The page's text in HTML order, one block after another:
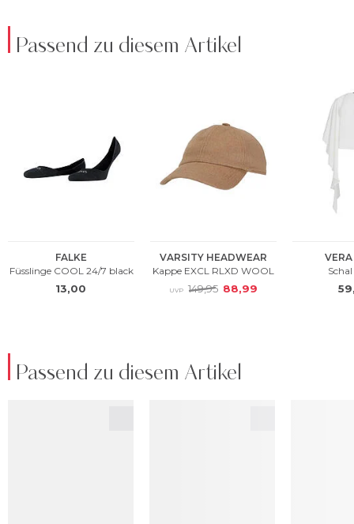
Passend zu diesem Artikel
Passend zu diesem Artikel